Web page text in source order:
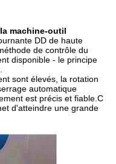
machine-outil
DD de haute
de contrôle du
disponible - le principe
sont élevés, la rotation
automatique
est précis et fiable.C
d'atteindre une grande